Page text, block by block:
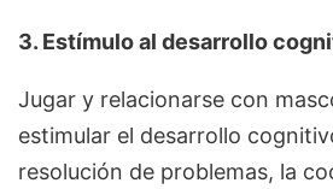
3. Estímulo al desarrollo
Jugar y relacionarse con
estimular el desarrollo
resolución de problemas, la